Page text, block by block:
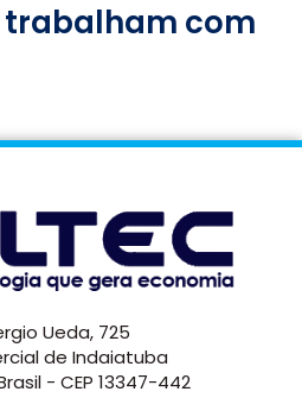
trabalham com
Ueda, 725
de Indaiatuba
- CEP 13347-442